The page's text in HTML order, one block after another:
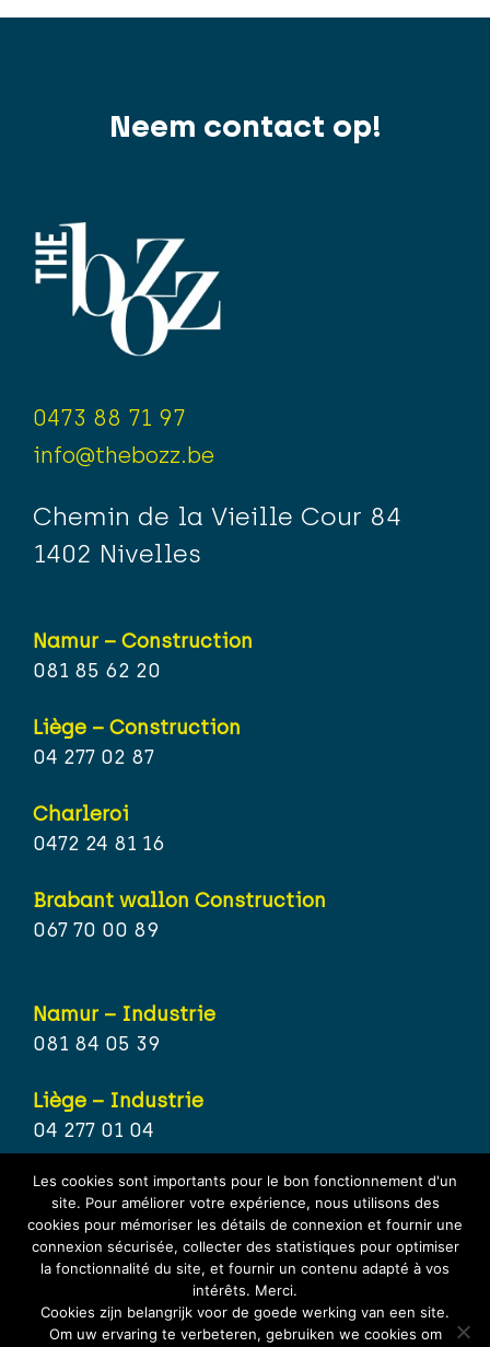
Neem contact op!
0473 88 71 97
info@thebozz.be
Chemin de la Vieille Cour 84
1402 Nivelles
Namur – Construction
081 85 62 20
Liège – Construction
04 277 02 87
Charleroi
0472 24 81 16
Brabant wallon Construction
067 70 00 89
Namur – Industrie
081 84 05 39
Liège – Industrie
04 277 01 04
Hainaut – Industrie
071 15 80 21
Brabant wallon – Industrie
067 70 25 67
Les cookies sont importants pour le bon fonctionnement d'un
site. Pour améliorer votre expérience, nous utilisons des
cookies pour mémoriser les détails de connexion et fournir une
connexion sécurisée, collecter des statistiques pour optimiser
la fonctionnalité du site, et fournir un contenu adapté à vos
intérêts. Merci.
Cookies zijn belangrijk voor de goede werking van een site.
Om uw ervaring te verbeteren, gebruiken we cookies om